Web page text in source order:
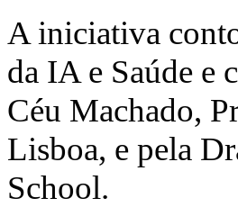
A iniciativa
da IA e Saúde e
Céu Machado,
Lisboa, e pela
School.